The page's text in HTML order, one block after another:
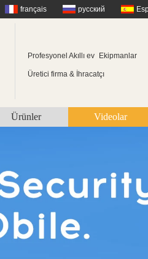
français русский
Profesyonel Akıllı ev Ekipmanlar
Üretici firma & İhracatçı
Ürünler Videolar